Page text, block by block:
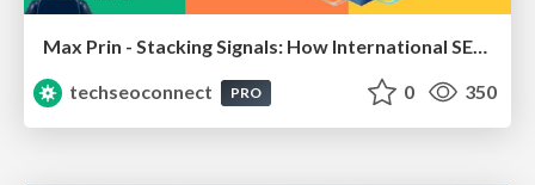
Max Prin - Stacking Signals: How International SEO Comes Together (And Falls Apart)
techseoconnect
PRO 0 350